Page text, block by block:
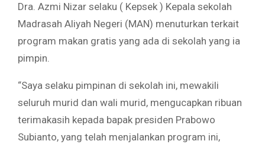
Dra. Azmi Nizar selaku ( Kepsek ) Kepala sekolah
Madrasah Aliyah Negeri (MAN) menuturkan terkait
program makan gratis yang ada di sekolah yang ia
pimpin.
“Saya selaku pimpinan di sekolah ini, mewakili
seluruh murid dan wali murid, mengucapkan ribuan
terimakasih kepada bapak presiden Prabowo
Subianto, yang telah menjalankan program ini,